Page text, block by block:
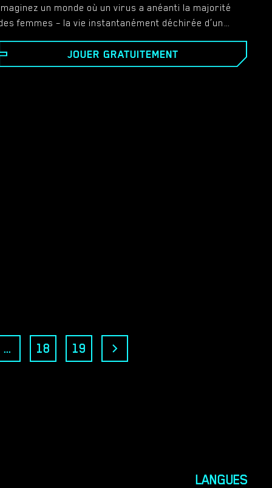
un monde où un virus a anéanti la majorité
femmes – la vie instantanément déchirée d’un
couple aimant. Mais lorsque seuls quelques-uns
encore en vie, l’inimaginable devient possible et
pour assurer la pérennité de l’humanité.
JOUER GRATUITEMENT
... 18 19
LANGUES